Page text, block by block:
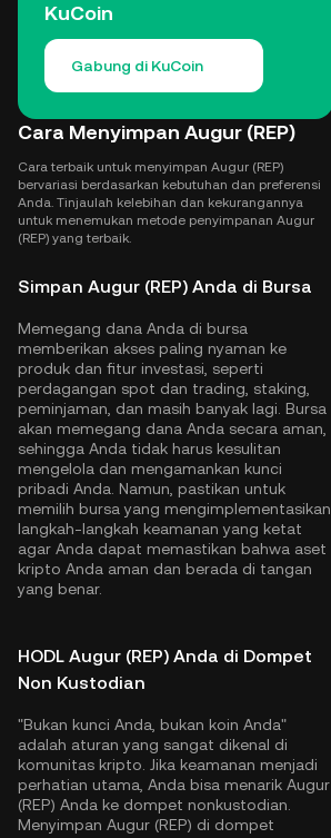
KuCoin
Gabung di KuCoin
Cara Menyimpan Augur (REP)
Cara terbaik untuk menyimpan Augur (REP)
bervariasi berdasarkan kebutuhan dan preferensi
Anda. Tinjaulah kelebihan dan kekurangannya
untuk menemukan metode penyimpanan Augur
(REP) yang terbaik.
Simpan Augur (REP) Anda di Bursa
Memegang dana Anda di bursa
memberikan akses paling nyaman ke
produk dan fitur investasi, seperti
perdagangan spot dan trading, staking,
peminjaman, dan masih banyak lagi. Bursa
akan memegang dana Anda secara aman,
sehingga Anda tidak harus kesulitan
mengelola dan mengamankan kunci
pribadi Anda. Namun, pastikan untuk
memilih bursa yang mengimplementasikan
langkah-langkah keamanan yang ketat
agar Anda dapat memastikan bahwa aset
kripto Anda aman dan berada di tangan
yang benar.
HODL Augur (REP) Anda di Dompet
Non Kustodian
"Bukan kunci Anda, bukan koin Anda"
adalah aturan yang sangat dikenal di
komunitas kripto. Jika keamanan menjadi
perhatian utama, Anda bisa menarik Augur
(REP) Anda ke dompet nonkustodian.
Menyimpan Augur (REP) di dompet